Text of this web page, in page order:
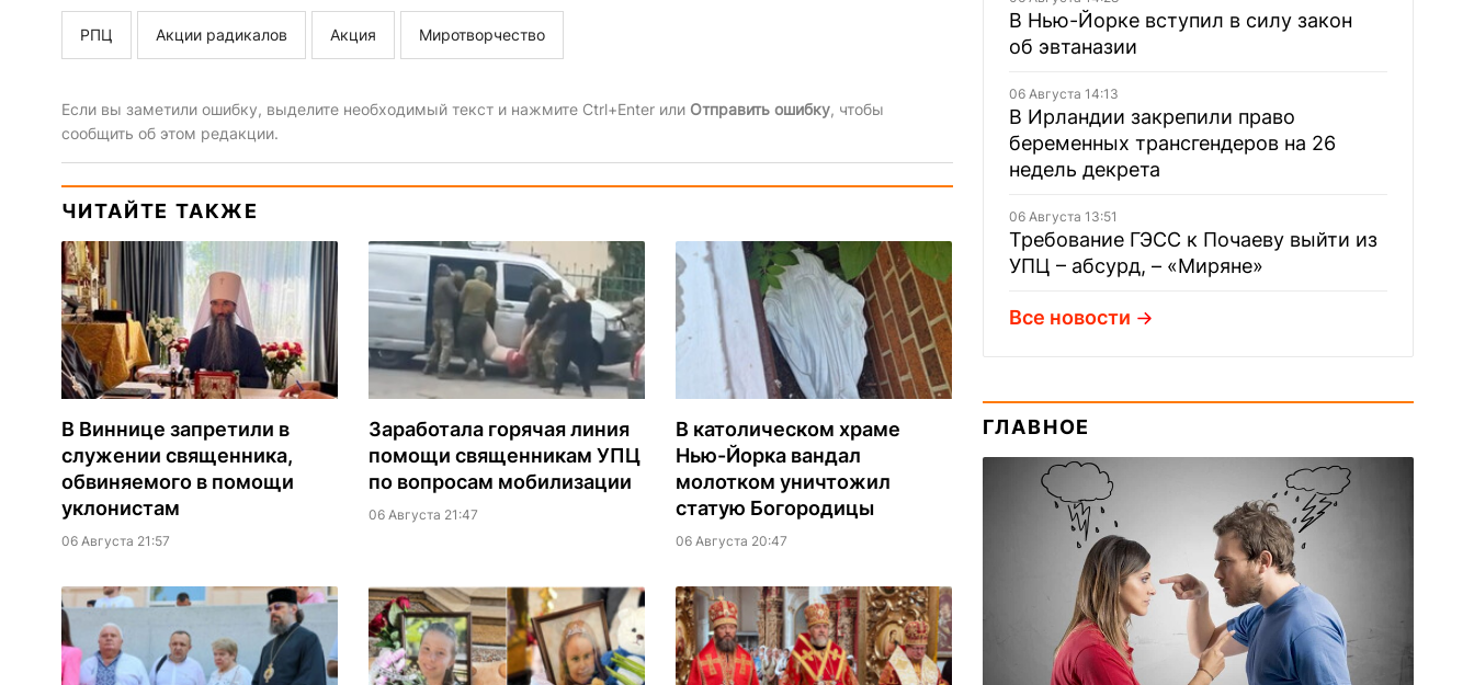
РПЦ Акции радикалов Акция Миротворчество
Если вы заметили ошибку, выделите необходимый текст и нажмите Ctrl+Enter или Отправить ошибку, чтобы
сообщить об этом редакции.
ЧИТАЙТЕ ТАКЖЕ
В Виннице запретили в
служении священника,
обвиняемого в помощи
уклонистам
06 Августа 21:57
Заработала горячая линия
помощи священникам УПЦ
по вопросам мобилизации
06 Августа 21:47
В католическом храме
Нью-Йорка вандал
молотком уничтожил
статую Богородицы
06 Августа 20:47
В Нью-Йорке вступил в силу закон
об эвтаназии
06 Августа 14:13
В Ирландии закрепили право
беременных трансгендеров на 26
недель декрета
06 Августа 13:51
Требование ГЭСС к Почаеву выйти из
УПЦ – абсурд, – «Миряне»
Все новости
ГЛАВНОЕ